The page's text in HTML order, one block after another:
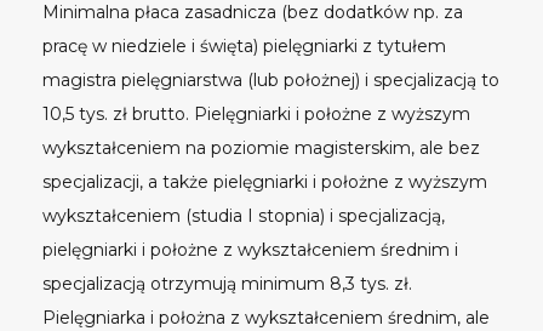
Minimalna płaca zasadnicza (bez dodatków np. za
pracę w niedziele i święta) pielęgniarki z tytułem
magistra pielęgniarstwa (lub położnej) i specjalizacją to
10,5 tys. zł brutto. Pielęgniarki i położne z wyższym
wykształceniem na poziomie magisterskim, ale bez
specjalizacji, a także pielęgniarki i położne z wyższym
wykształceniem (studia I stopnia) i specjalizacją,
pielęgniarki i położne z wykształceniem średnim i
specjalizacją otrzymują minimum 8,3 tys. zł.
Pielęgniarka i położna z wykształceniem średnim, ale